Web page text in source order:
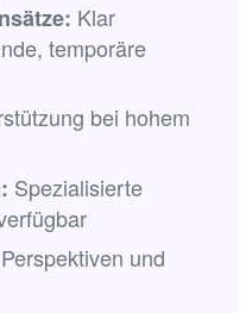
Klar
temporäre
bei hohem
Spezialisierte
und